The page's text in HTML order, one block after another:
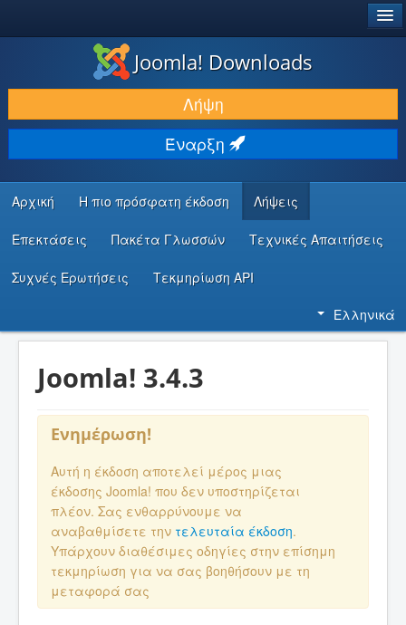
ΛΉΨΕΙΣ & ΕΠΕΚΤΆΣΕΙΣ
ΕΎΡΕΣΗ & ΜΆΘΗΣΗ
ΚΟΙΝΌΤΗΤΑ & ΥΠΟΣΤΉΡΙΞΗ
ΠΌΡΟΙ ΠΡΟΓΡΑΜΜΑΤΙΣΤΏΝ
Joomla! Downloads
Λήψη
Έναρξη
Αρχική Η πιο πρόσφατη έκδοση Λήψεις
Επεκτάσεις Πακέτα Γλωσσών Τεχνικές Απαιτήσεις
Συχνές Ερωτήσεις Τεκμηρίωση API
Ελληνικά
Joomla! 3.4.3
Ενημέρωση!
Αυτή η έκδοση αποτελεί μέρος μιας
έκδοσης Joomla! που δεν υποστηρίζεται
πλέον. Σας ενθαρρύνουμε να
αναβαθμίσετε την τελευταία έκδοση.
Υπάρχουν διαθέσιμες οδηγίες στην επίσημη
τεκμηρίωση για να σας βοηθήσουν με τη
μεταφορά σας